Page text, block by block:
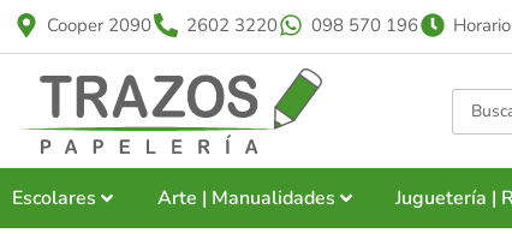
Cooper 2090 2602 3220 098 570 196
Escolares Arte | Manualidades Juguetería |